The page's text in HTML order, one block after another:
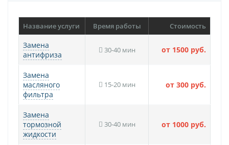
Название услуги Время работы Стоимость
Замена
антифриза
30-40 мин от 1500 руб.
Замена
масляного
фильтра
15-20 мин от 300 руб.
Замена
тормозной
жидкости
30-40 мин от 1000 руб.